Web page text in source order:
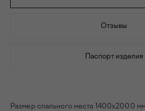
Отзывы
Паспорт изделия
Размер спального места 1400х2000